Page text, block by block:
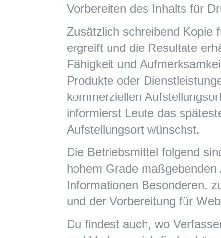
Vorbereiten des Inhalts für
Zusätzlich schreibend Kopie
ergreift und die Resultate
Fähigkeit und
Produkte oder
kommerziellen
informierst Leute das
Aufstellungsort wünschst.
Die Betriebsmittel folgend
hohem Grade
Informationen Besonderen,
und der Vorbereitung für
Du findest auch, wo